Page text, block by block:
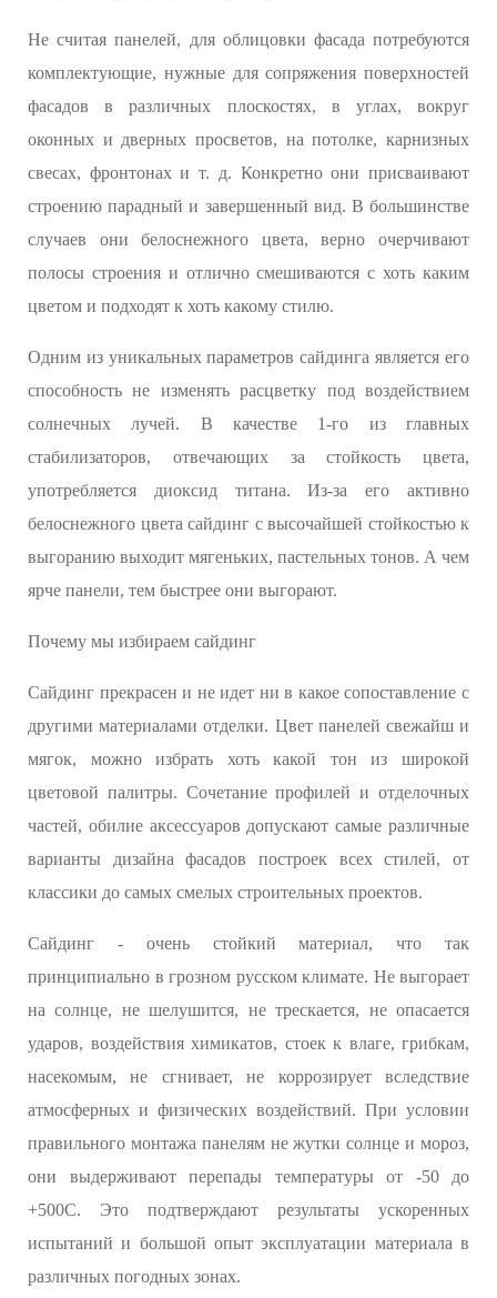
Не считая панелей, для облицовки фасада потребуются
комплектующие, нужные для сопряжения поверхностей
фасадов в различных плоскостях, в углах, вокруг
оконных и дверных просветов, на потолке, карнизных
свесах, фронтонах и т. д. Конкретно они присваивают
строению парадный и завершенный вид. В большинстве
случаев они белоснежного цвета, верно очерчивают
полосы строения и отлично смешиваются с хоть каким
цветом и подходят к хоть какому стилю.
Одним из уникальных параметров сайдинга является его
способность не изменять расцветку под воздействием
солнечных лучей. В качестве 1-го из главных
стабилизаторов, отвечающих за стойкость цвета,
употребляется диоксид титана. Из-за его активно
белоснежного цвета сайдинг с высочайшей стойкостью к
выгоранию выходит мягеньких, пастельных тонов. А чем
ярче панели, тем быстрее они выгорают.
Почему мы избираем сайдинг
Сайдинг прекрасен и не идет ни в какое сопоставление с
другими материалами отделки. Цвет панелей свежайш и
мягок, можно избрать хоть какой тон из широкой
цветовой палитры. Сочетание профилей и отделочных
частей, обилие аксессуаров допускают самые различные
варианты дизайна фасадов построек всех стилей, от
классики до самых смелых строительных проектов.
Сайдинг - очень стойкий материал, что так
принципиально в грозном русском климате. Не выгорает
на солнце, не шелушится, не трескается, не опасается
ударов, воздействия химикатов, стоек к влаге, грибкам,
насекомым, не сгнивает, не коррозирует вследствие
атмосферных и физических воздействий. При условии
правильного монтажа панелям не жутки солнце и мороз,
они выдерживают перепады температуры от -50 до
+500С. Это подтверждают результаты ускоренных
испытаний и большой опыт эксплуатации материала в
различных погодных зонах.